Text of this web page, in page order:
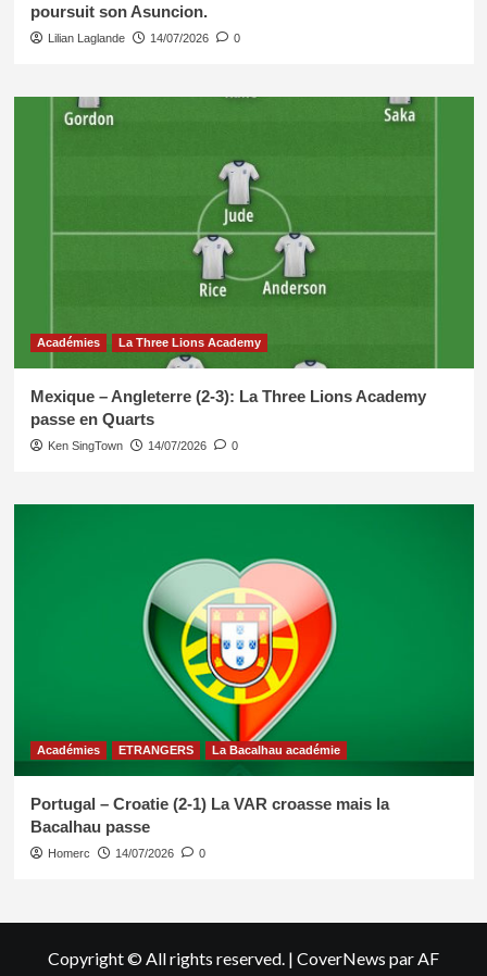
poursuit son Asuncion.
Lilian Laglande 14/07/2026 0
Académies La Three Lions Academy
Mexique – Angleterre (2-3): La Three Lions Academy
passe en Quarts
Ken SingTown 14/07/2026 0
Académies ETRANGERS La Bacalhau académie
Portugal – Croatie (2-1) La VAR croasse mais la
Bacalhau passe
Homerc 14/07/2026 0
Copyright © All rights reserved. | CoverNews par AF